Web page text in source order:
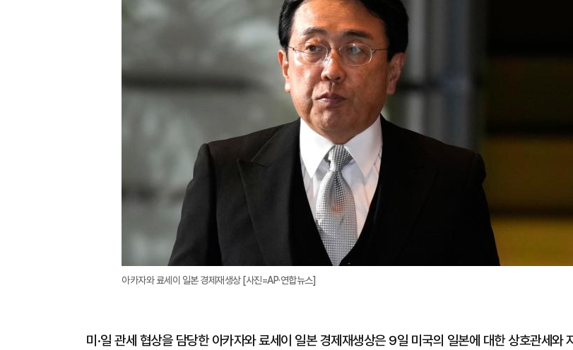
아카자와 료세이 일본 경제재생상 [사진=AP·연합뉴스]
미·일 관세 협상을 담당한 아카자와 료세이 일본 경제재생상은 9일 미국의 일본에 대한 상호관세와